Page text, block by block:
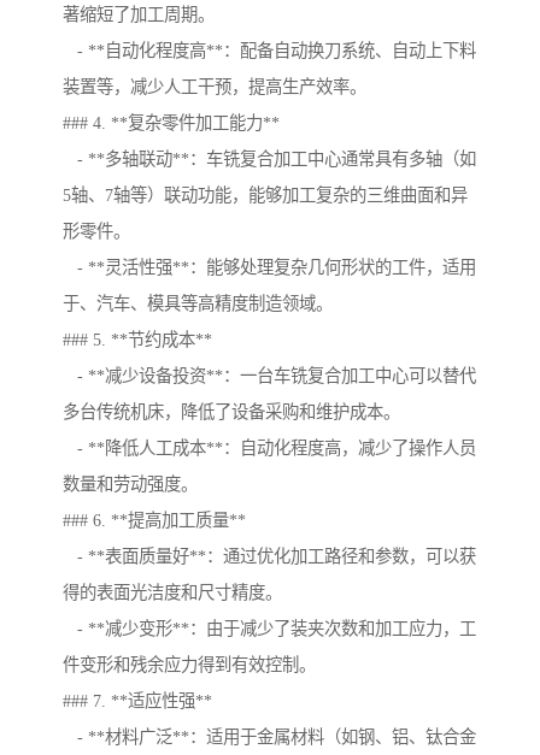
著缩短了加工周期。
- **自动化程度高**：配备自动换刀系统、自动上下料
装置等，减少人工干预，提高生产效率。
### 4. **复杂零件加工能力**
- **多轴联动**：车铣复合加工中心通常具有多轴（如
5轴、7轴等）联动功能，能够加工复杂的三维曲面和异
形零件。
- **灵活性强**：能够处理复杂几何形状的工件，适用
于、汽车、模具等高精度制造领域。
### 5. **节约成本**
- **减少设备投资**：一台车铣复合加工中心可以替代
多台传统机床，降低了设备采购和维护成本。
- **降低人工成本**：自动化程度高，减少了操作人员
数量和劳动强度。
### 6. **提高加工质量**
- **表面质量好**：通过优化加工路径和参数，可以获
得的表面光洁度和尺寸精度。
- **减少变形**：由于减少了装夹次数和加工应力，工
件变形和残余应力得到有效控制。
### 7. **适应性强**
- **材料广泛**：适用于金属材料（如钢、铝、钛合金